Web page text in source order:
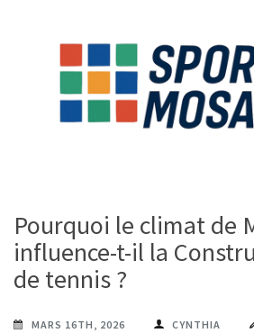
Pourquoi le climat de
influence-t-il la
de tennis ?
MARS 16TH, 2026 CYNTHIA